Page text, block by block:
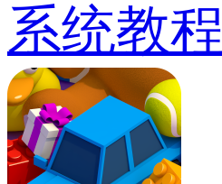
系统教程